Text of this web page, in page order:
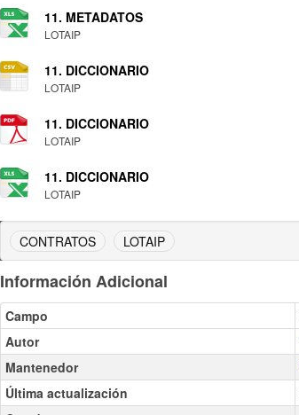
11. METADATOS
LOTAIP
11. DICCIONARIO
LOTAIP
11. DICCIONARIO
LOTAIP
11. DICCIONARIO
LOTAIP
CONTRATOS LOTAIP
Información Adicional
Campo
Autor
Mantenedor
Última actualización